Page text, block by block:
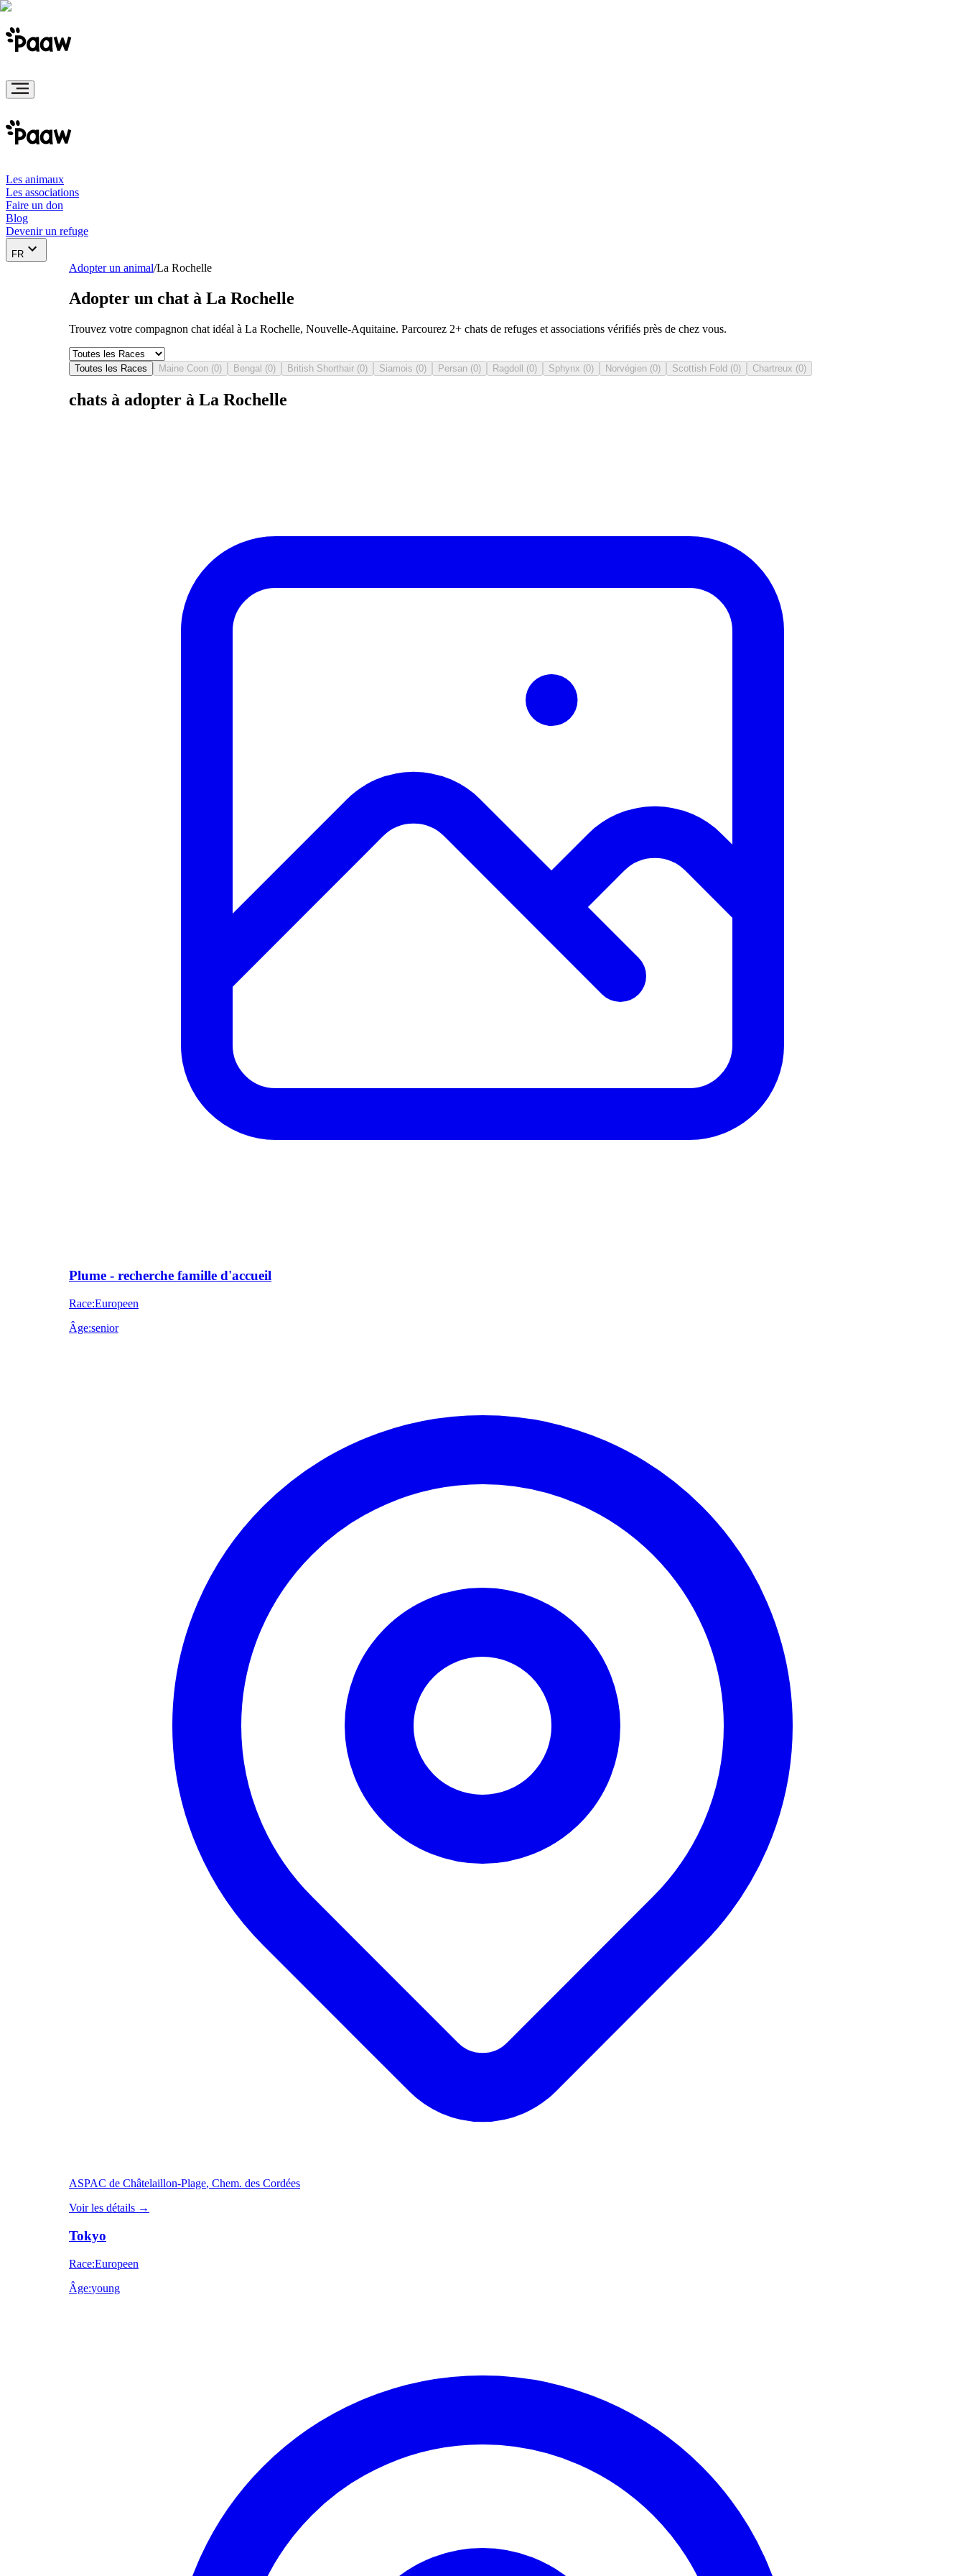
Les animaux
Les associations
Faire un don
Blog
Devenir un refuge
FR
Adopter un animal/La Rochelle
Adopter un chat à La Rochelle
Trouvez votre compagnon chat idéal à La Rochelle, Nouvelle-Aquitaine. Parcourez 2+ chats de refuges et associations vérifiés près de chez vous.
Toutes les Races Maine Coon (0) Bengal (0) British Shorthair (0) Siamois (0) Persan (0) Ragdoll (0) Sphynx (0) Norvégien (0) Scottish Fold (0) Chartreux (0)
chats à adopter à La Rochelle
Plume - recherche famille d'accueil
Race:Europeen
Âge:senior
ASPAC de Châtelaillon-Plage, Chem. des Cordées
Voir les détails →
Tokyo
Race:Europeen
Âge:young